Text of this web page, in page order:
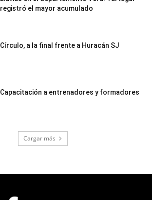
registró el mayor acumulado
Círculo, a la final frente a Huracán SJ
Capacitación a entrenadores y formadores
Cargar más